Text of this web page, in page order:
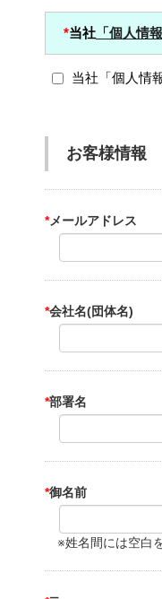
*当社 「個人情
当社「個人情
お客様情報
*メールアドレス
*会社名(団体名)
*部署名
*御名前
※姓名間には空白